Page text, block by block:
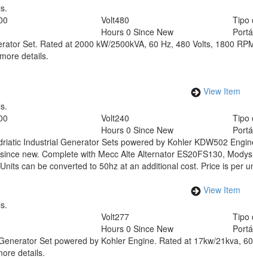
Volt480
Hours 0 Since New
Tipo
Set. Rated at 2000 kW/2500kVA, 60 Hz, 480 Volts, 1800
details.
View Item
Volt240
Hours 0 Since New
Tipo
Industrial Generator Sets powered by Kohler KDW502
new. Complete with Mecc Alte Alternator ES20FS130,
can be converted to 50hz at an additional cost. Price is per
View Item
Volt277
Hours 0 Since New
Tipo
Set powered by Kohler Engine. Rated at 17kw/21kva,
details.